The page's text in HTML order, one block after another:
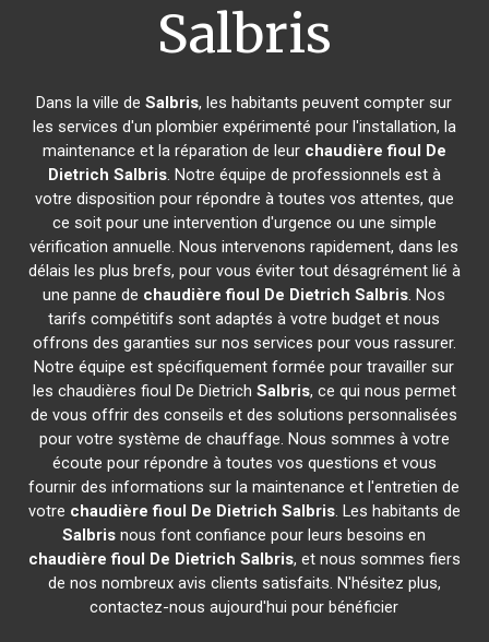
Salbris
Dans la ville deSalbris, les habitants peuvent compter sur
les services d'un plombier expérimenté pour l'installation, la
maintenance et la réparation de leur chaudière fioul De
Dietrich Salbris. Notre équipe de professionnels est à
votre disposition pour répondre à toutes vos attentes, que
ce soit pour une intervention d'urgence ou une simple
vérification annuelle. Nous intervenons rapidement, dans les
délais les plus brefs, pour vous éviter tout désagrément lié à
une panne de chaudière fioul De Dietrich Salbris. Nos
tarifs compétitifs sont adaptés à votre budget et nous
offrons des garanties sur nos services pour vous rassurer.
Notre équipe est spécifiquement formée pour travailler sur
les chaudières fioul De Dietrich Salbris, ce qui nous permet
de vous offrir des conseils et des solutions personnalisées
pour votre système de chauffage. Nous sommes à votre
écoute pour répondre à toutes vos questions et vous
fournir des informations sur la maintenance et l'entretien de
votre chaudière fioul De Dietrich Salbris. Les habitants de
Salbris nous font confiance pour leurs besoins en
chaudière fioul De Dietrich Salbris, et nous sommes fiers
de nos nombreux avis clients satisfaits. N'hésitez plus,
contactez-nous aujourd'hui pour bénéficier